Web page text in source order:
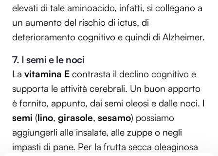
elevati di tale aminoacido, infatti, si collegano a
un aumento del rischio di ictus, di
deterioramento cognitivo e quindi di Alzheimer.
7. I semi e le noci
La vitamina E contrasta il declino cognitivo e
supporta le attività cerebrali. Un buon apporto
è fornito, appunto, dai semi oleosi e dalle noci. I
semi (lino, girasole, sesamo) possiamo
aggiungerli alle insalate, alle zuppe o negli
impasti di pane. Per la frutta secca oleaginosa